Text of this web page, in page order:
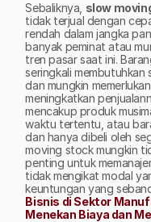
Sebaliknya, slow
tidak terjual dengan
rendah dalam jangka
banyak peminat atau
tren pasar saat ini.
seringkali
dan mungkin
meningkatkan
mencakup produk
waktu tertentu, atau
dan hanya dibeli oleh
moving stock mungkin
penting untuk
tidak mengikat modal
keuntungan yang
Bisnis di Sektor
Menekan Biaya dan